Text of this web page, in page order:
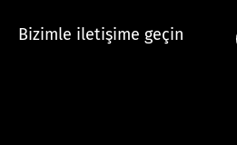
Bizimle iletişime geçin